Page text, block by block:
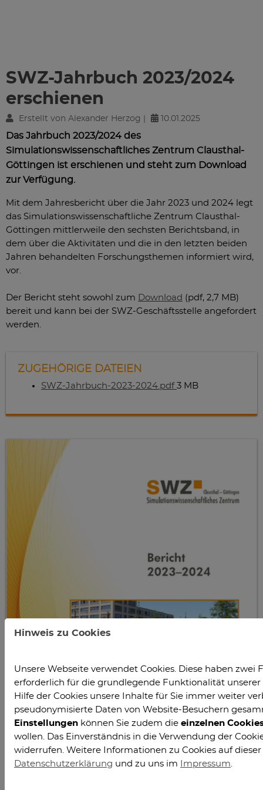
SWZ-Jahrbuch 2023/2024
erschienen
Erstellt von Alexander Herzog | 10.01.2025
Das Jahrbuch 2023/2024 des
Simulationswissenschaftliches Zentrum Clausthal-
Göttingen ist erschienen und steht zum Download
zur Verfügung.
Mit dem Jahresbericht über die Jahr 2023 und 2024 legt
das Simulationswissenschaftliche Zentrum Clausthal-
Göttingen mittlerweile den sechsten Berichtsband, in
dem über die Aktivitäten und die in den letzten beiden
Jahren behandelten Forschungsthemen informiert wird,
vor.
Der Bericht steht sowohl zum Download (pdf, 2,7 MB)
bereit und kann bei der SWZ-Geschäftsstelle angefordert
werden.
ZUGEHÖRIGE DATEIEN
SWZ-Jahrbuch-2023-2024.pdf 3 MB
Hinweis zu Cookies
Unsere Webseite verwendet Cookies. Diese haben zwei
erforderlich für die grundlegende Funktionalität
Hilfe der Cookies unsere Inhalte für Sie immer weiter
pseudonymisierte Daten von Website-Besuchern
Einstellungen können Sie zudem die einzelnen
wollen. Das Einverständnis in die Verwendung der
widerrufen. Weitere Informationen zu Cookies auf
Datenschutzerklärung und zu uns im Impressum.